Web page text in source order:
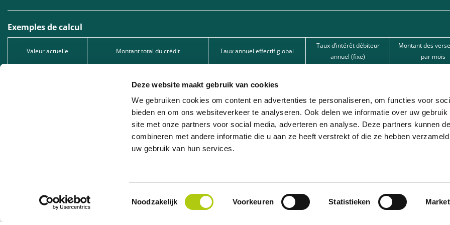
Deze website maakt gebruik van cookies
We gebruiken cookies om content en advertenties te personaliseren, om functies voor
bieden en om ons websiteverkeer te analyseren. Ook delen we informatie over uw gebruik
site met onze partners voor social media, adverteren en analyse. Deze partners kunnen
combineren met andere informatie die u aan ze heeft verstrekt of die ze hebben
uw gebruik van hun services.
Toestemmingsselectie
Noodzakelijk Voorkeuren Statistieken
Exemples de calcul
Valeur actuelle Montant total du crédit Taux annuel effectif global
Taux d’intérêt débiteur
annuel (fixe)
Montant des
par mois
2.549,00 € 15,50%
5.049,00 €
Type de crédit : Prêt à tempérament, sous réserve d’acceptation de votre demande par l’une de nos banques partenaires. Intermédiaire de crédit (agent à
1005.528.130, immatriculée auprès de la FSMA.
Leasing professionnel : Nous proposons du leasing professionnel en collaboration avec différentes sociétés de leasing partenaires. Cette option est réservée